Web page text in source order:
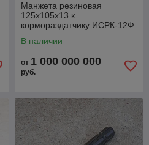
Манжета резиновая
125х105х13 к
кормораздатчику ИСРК-12Ф
В наличии
от 1 000 000 000
руб.